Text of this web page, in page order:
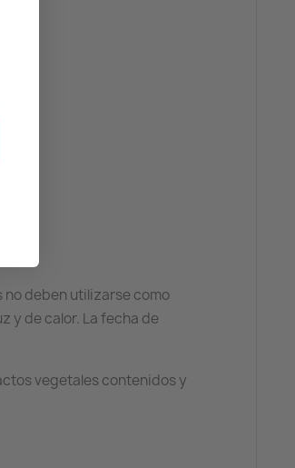
no deben utilizarse como
y de calor. La fecha de
vegetales contenidos y